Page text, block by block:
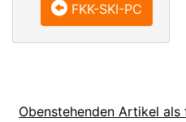
FKK-SKI-PC
Obenstehenden Artikel